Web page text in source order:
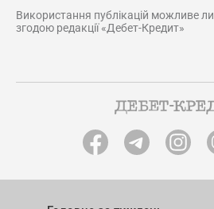
Використання публікацій можливе
згодою редакції «Дебет-Кредит»